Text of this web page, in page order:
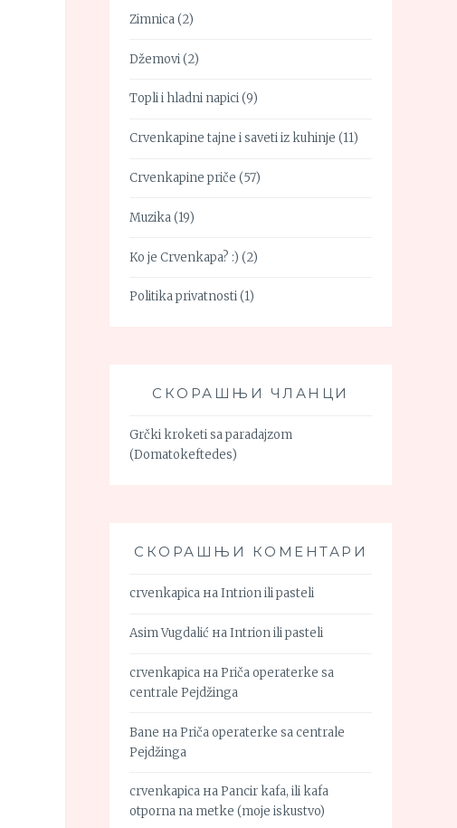
Zimnica(2)
Džemovi(2)
Topli i hladni napici(9)
Crvenkapine tajne i saveti iz kuhinje (11)
Crvenkapine priče (57)
Muzika(19)
Ko je Crvenkapa? :) (2)
Politika privatnosti(1)
СКОРАШЊИ ЧЛАНЦИ
Grčki kroketi sa paradajzom
(Domatokeftedes)
СКОРАШЊИ КОМЕНТАРИ
crvenkapica наIntrion ili pasteli
Asim Vugdalić наIntrion ili pasteli
crvenkapica наPriča operaterke sa
centrale Pejdžinga
Bane наPriča operaterke sa centrale
Pejdžinga
crvenkapica наPancir kafa, ili kafa
otporna na metke (moje iskustvo)